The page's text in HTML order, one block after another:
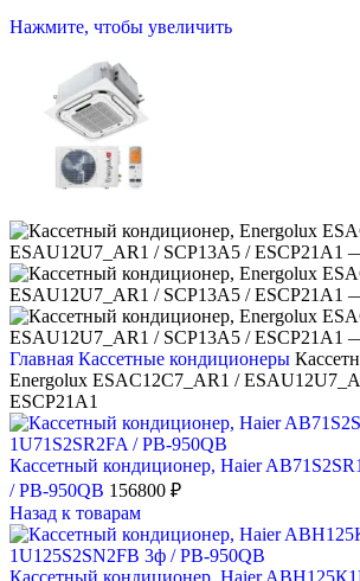
Нажмите, чтобы увеличить
Главная Кассетные кондиционеры
Energolux ESAC12C7_AR1 /
ESCP21A1
Кассетный кондиционер, Haier
/ PB-950QB 156800 ₽
Назад к товарам
Кассетный кондиционер, Haier